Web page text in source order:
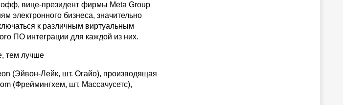
вице-президент фирмы Meta Group
электронного бизнеса, значительно
к различным виртуальным
ПО интеграции для каждой из них.
тем лучше
(Эйвон-Лейк, шт. Огайо), производящая
(Фреймингхем, шт. Массачусетс),